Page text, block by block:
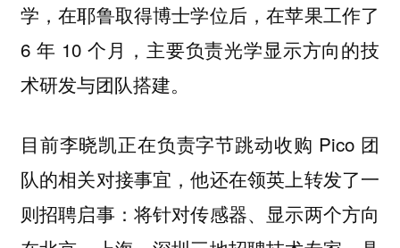
学，在耶鲁取得博士学位后，在苹果工作了
6 年 10 个月，主要负责光学显示方向的技
术研发与团队搭建。
目前李晓凯正在负责字节跳动收购 Pico 团
队的相关对接事宜，他还在领英上转发了一
则招聘启事：将针对传感器、显示两个方向